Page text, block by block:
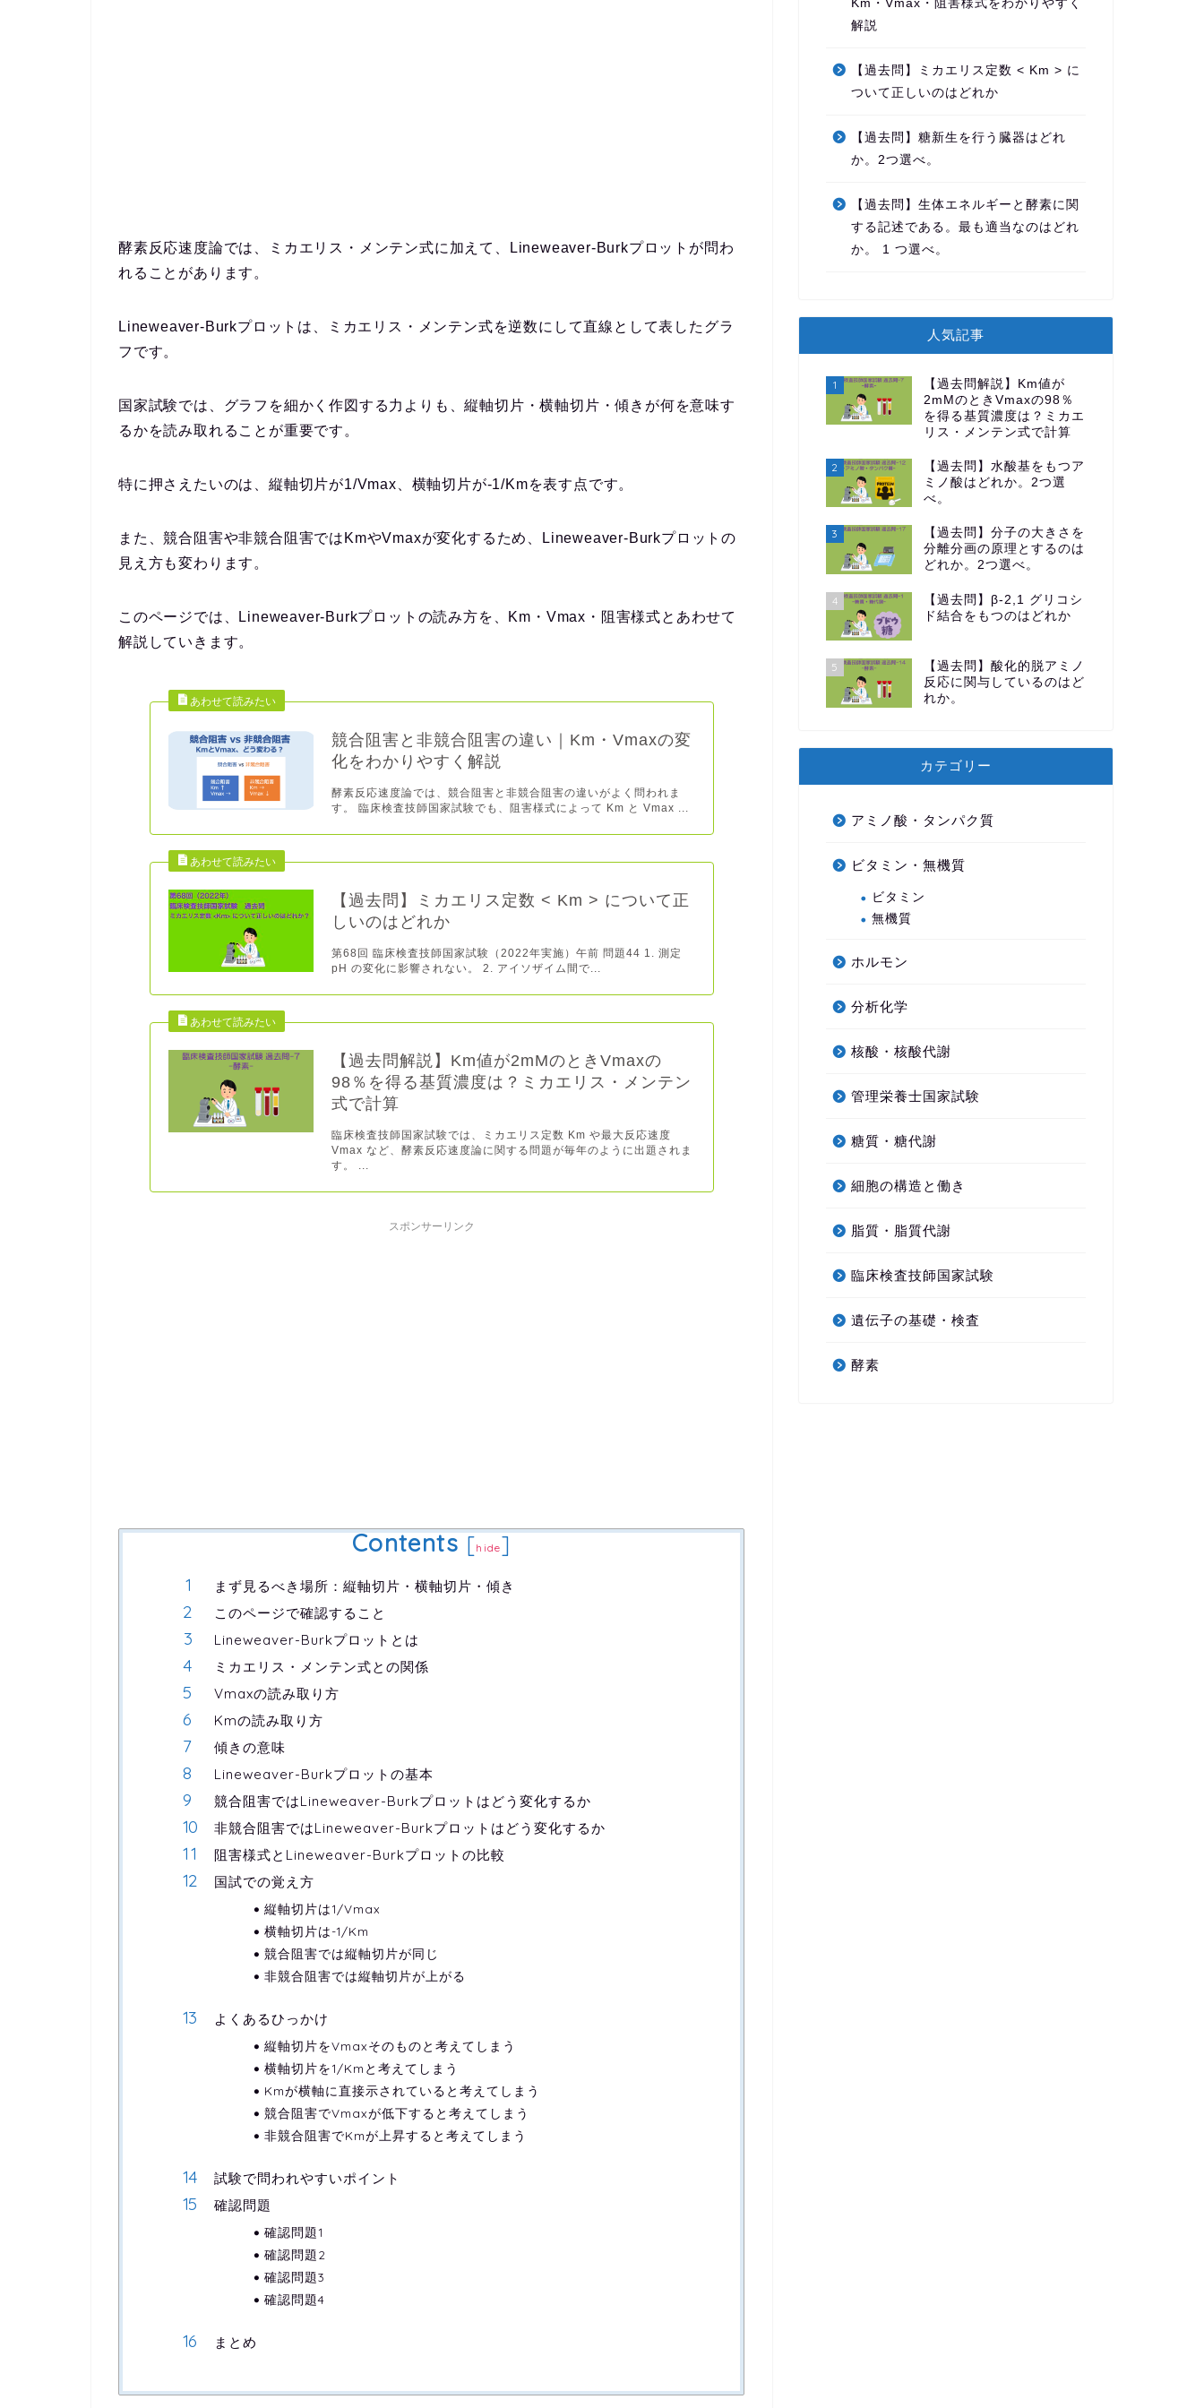
酵素反応速度論では、ミカエリス・メンテン式に加えて、 Lineweaver-Burkプロット が問わ
れることがあります。
Lineweaver-Burkプロットは、ミカエリス・メンテン式を逆数にして直線として表したグラ
フです。
国家試験では、グラフを細かく作図する力よりも、縦軸切片・横軸切片・傾きが何を意味す
るかを読み取れることが重要です。
特に押さえたいのは、縦軸切片が1/Vmax 、横軸切片が-1/Kmを表す点です。
また、競合阻害や非競合阻害ではKmやVmaxが変化するため、Lineweaver-Burkプロットの
見え方も変わります。
このページでは、Lineweaver-Burkプロットの読み方を、Km・Vmax・阻害様式とあわせて
解説していきます。
競合阻害と非競合阻害の違い｜Km・Vmaxの変
化をわかりやすく解説
酵素反応速度論では、競合阻害と非競合阻害の違いがよく問われま
す。 臨床検査技師国家試験でも、阻害様式によって Km と Vmax ...
【過去問】ミカエリス定数 < Km > について正
しいのはどれか
第68回 臨床検査技師国家試験（2022年実施）午前 問題44 1. 測定
pH の変化に影響されない。 2. アイソザイム間で...
【過去問解説】Km値が2mMのときVmaxの
98％を得る基質濃度は？ミカエリス・メンテン
式で計算
臨床検査技師国家試験では、ミカエリス定数 Km や最大反応速度
Vmax など、酵素反応速度論に関する問題が毎年のように出題されま
す。 ...
スポンサーリンク
Contents [hide]
まず見るべき場所：縦軸切片・横軸切片・傾き
このページで確認すること
Lineweaver-Burkプロットとは
ミカエリス・メンテン式との関係
Vmaxの読み取り方
Kmの読み取り方
傾きの意味
Lineweaver-Burkプロットの基本
競合阻害ではLineweaver-Burkプロットはどう変化するか
非競合阻害ではLineweaver-Burkプロットはどう変化するか
阻害様式とLineweaver-Burkプロットの比較
国試での覚え方
縦軸切片は1/Vmax
横軸切片は-1/Km
競合阻害では縦軸切片が同じ
非競合阻害では縦軸切片が上がる
よくあるひっかけ
縦軸切片をVmaxそのものと考えてしまう
横軸切片を1/Kmと考えてしまう
Kmが横軸に直接示されていると考えてしまう
競合阻害でVmaxが低下すると考えてしまう
非競合阻害でKmが上昇すると考えてしまう
試験で問われやすいポイント
確認問題
確認問題1
確認問題2
確認問題3
確認問題4
まとめ
Km・Vmax・阻害様式をわかりやすく
解説
【過去問】ミカエリス定数 < Km > に
ついて正しいのはどれか
【過去問】糖新生を行う臓器はどれ
か。2つ選べ。
【過去問】生体エネルギーと酵素に関
する記述である。最も適当なのはどれ
か。 1 つ選べ。
人気記事
1
【過去問解説】Km値が
2mMのときVmaxの98％
を得る基質濃度は？ミカエ
リス・メンテン式で計算
2
【過去問】水酸基をもつア
ミノ酸はどれか。2つ選
べ。
3
【過去問】分子の大きさを
分離分画の原理とするのは
どれか。2つ選べ。
4
【過去問】β-2,1 グリコシ
ド結合をもつのはどれか
5
【過去問】酸化的脱アミノ
反応に関与しているのはど
れか。
カテゴリー
アミノ酸・タンパク質
ビタミン・無機質
ビタミン
無機質
ホルモン
分析化学
核酸・核酸代謝
管理栄養士国家試験
糖質・糖代謝
細胞の構造と働き
脂質・脂質代謝
臨床検査技師国家試験
遺伝子の基礎・検査
酵素